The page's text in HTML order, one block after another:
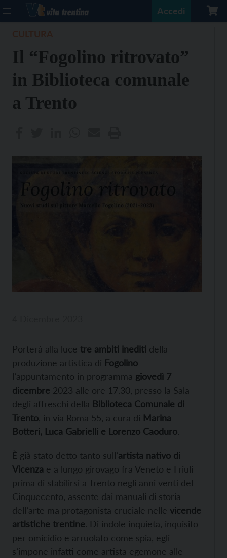
Accedi
Il “Fogolino ritrovato”
in Biblioteca comunale
a Trento
Porterà alla luce tre ambiti inediti della
produzione artistica di Fogolino
l’appuntamento in programma giovedì 7
dicembre 2023 alle ore 17.30, presso la Sala
degli affreschi della Biblioteca Comunale di
Trento , in via Roma 55, a cura di Marina
Botteri, Luca Gabrielli e Lorenzo Caoduro.
È già stato detto tanto sull’artista nativo di
Vicenza e a lungo girovago fra Veneto e Friuli
prima di stabilirsi a Trento negli anni venti del
Cinquecento, assente dai manuali di storia
dell’arte ma protagonista cruciale nelle vicende
artistiche trentine. Di indole inquieta, inquisito
per omicidio e arruolato come spia, egli
s’impone infatti come artista egemone alle